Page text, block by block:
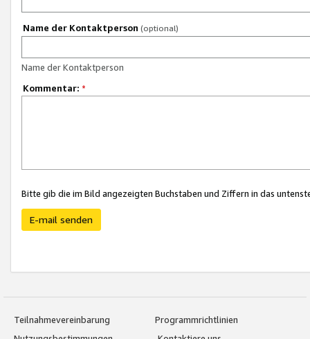
Name der Kontaktperson (optional)
Name der Kontaktperson
Kommentar: *
Bitte gib die im Bild angezeigten Buchstaben und Ziffern in das
E-mail senden
Teilnahmevereinbarung
Programmrichtlinien